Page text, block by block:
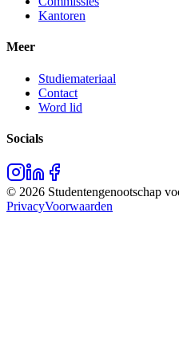
Kantoren
Meer
Studiemateriaal
Contact
Word lid
Socials
© 2026 Studentengenootschap
PrivacyVoorwaarden